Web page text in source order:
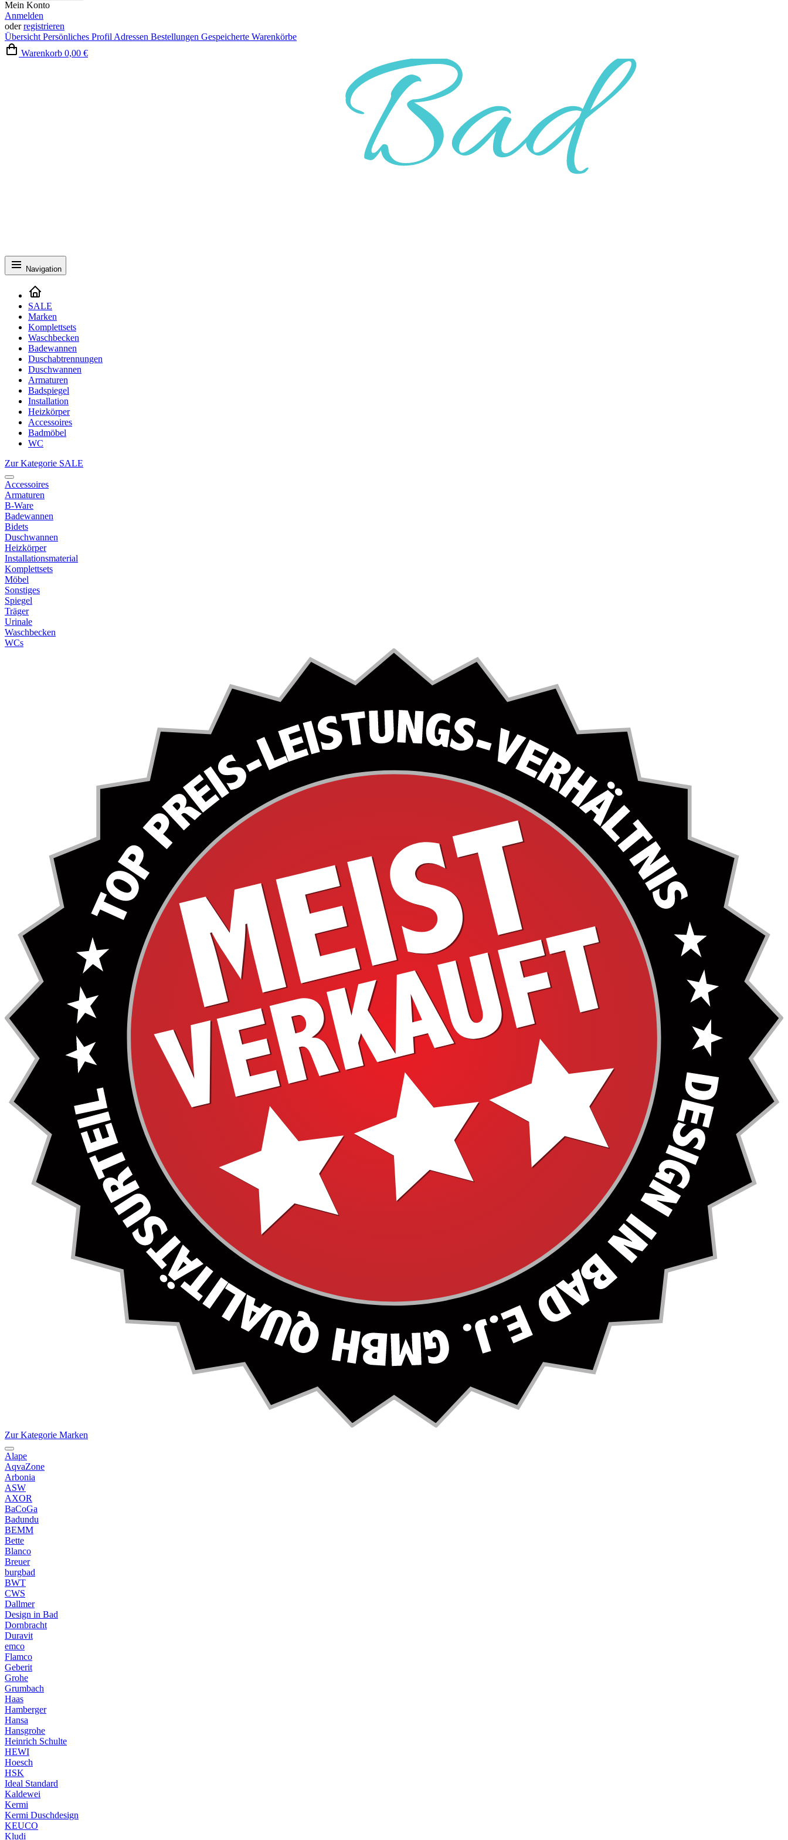
Mein Konto
Anmelden
oderregistrieren
Übersicht Persönliches Profil Adressen Bestellungen Gespeicherte Warenkörbe
Warenkorb 0,00 €
Navigation
SALE
Marken
Komplettsets
Waschbecken
Badewannen
Duschabtrennungen
Duschwannen
Armaturen
Badspiegel
Installation
Heizkörper
Accessoires
Badmöbel
WC
Zur Kategorie SALE
Accessoires
Armaturen
B-Ware
Badewannen
Bidets
Duschwannen
Heizkörper
Installationsmaterial
Komplettsets
Möbel
Sonstiges
Spiegel
Träger
Urinale
Waschbecken
WCs
Zur Kategorie Marken
Alape
AqvaZone
Arbonia
ASW
AXOR
BaCoGa
Badundu
BEMM
Bette
Blanco
Breuer
burgbad
BWT
CWS
Dallmer
Design in Bad
Dornbracht
Duravit
emco
Flamco
Geberit
Grohe
Grumbach
Haas
Hamberger
Hansa
Hansgrohe
Heinrich Schulte
HEWI
Hoesch
HSK
Ideal Standard
Kaldewei
Kermi
Kermi Duschdesign
KEUCO
Kludi